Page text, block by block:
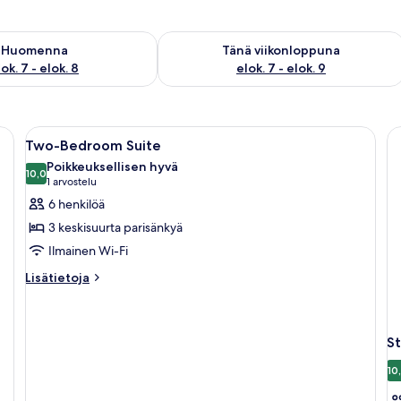
Huomenna
7 - elok. 8
saatavuus elok. 7 - elok. 8
Tänä viikonloppuna
elok. 7 - elok. 9
Tarkista tämän viikonlopun saatavuus
sänky, televisio ja taideteoksia seinällä.
Avaa
kaikki
huonetyypin
Two-
Bedroom
Suite
kuvat
Moderni makuuhuone, jossa on suuri
2
Two-Bedroom Suite
10,010,0 kautta 10
Poikkeuksellisen hyvä
1 arvostelu
(1
arvostelu)
6 henkilöä
3 keskisuurta parisänkyä
Ilmainen Wi-Fi
Lisätietoja
Lisätietoja